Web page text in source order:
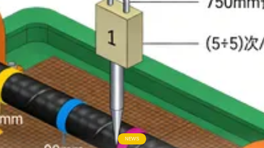
VIDÉOS
AU
SUJET
DE
NOUS
NEWS